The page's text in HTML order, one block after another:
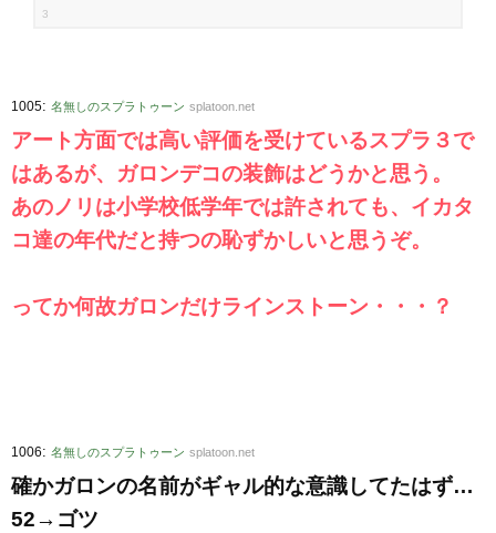
3
1005: 名無しのスプラトゥーン splatoon.net
アート方面では高い評価を受けているスプラ３で
はあるが、ガロンデコの装飾はどうかと思う。
あのノリは小学校低学年では許されても、イカタ
コ達の年代だと持つの恥ずかしいと思うぞ。
ってか何故ガロンだけラインストーン・・・？
1006: 名無しのスプラトゥーン splatoon.net
確かガロンの名前がギャル的な意識してたはず…
52→ゴツ